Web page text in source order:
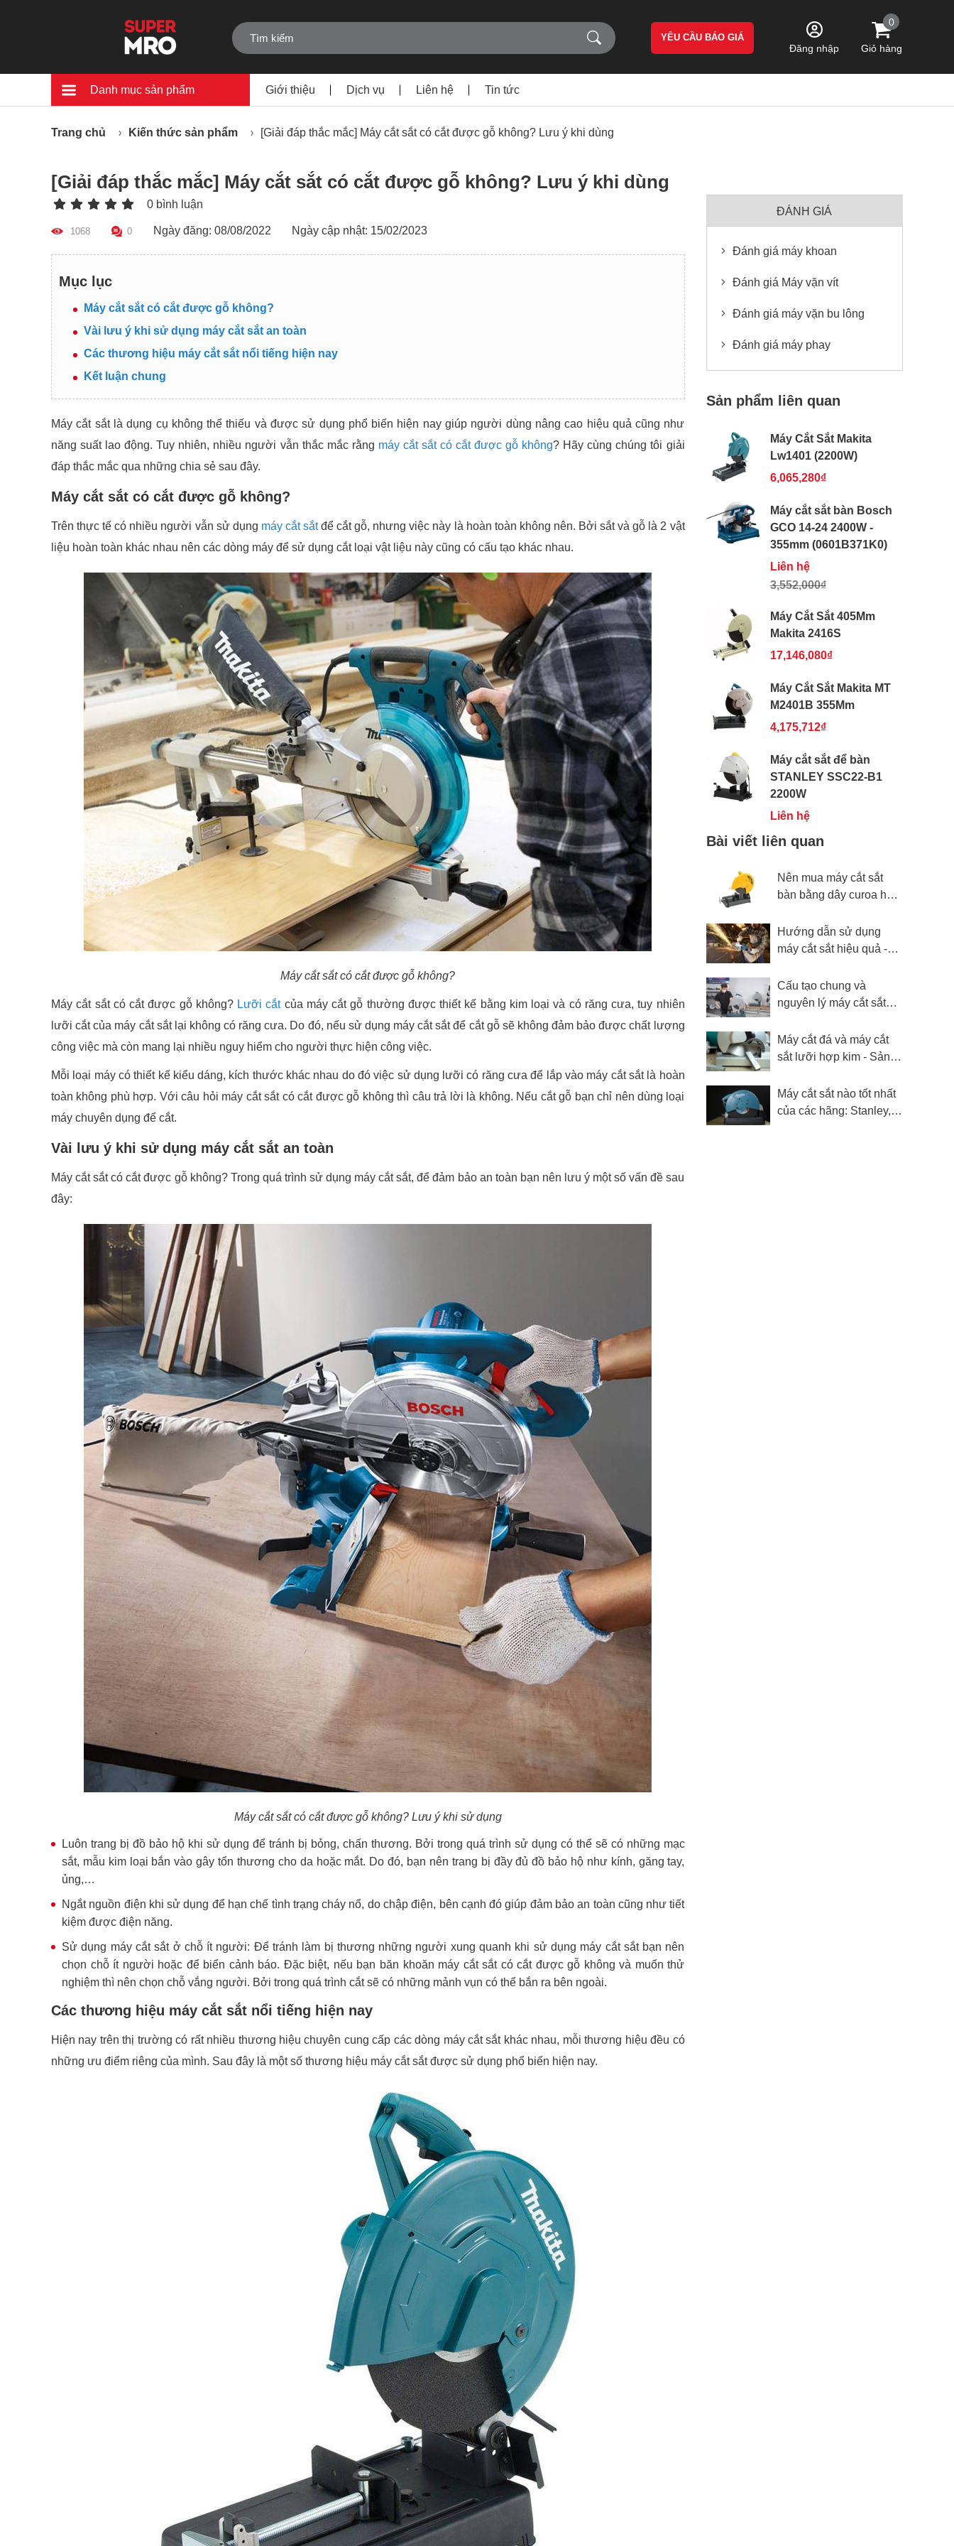
YÊU CẦU BÁO GIÁ
Đăng nhập
0
Giỏ hàng
Danh mục sản phẩm Giới thiệu Dịch vụ Liên hệ Tin tức
Trang chủ Kiến thức sản phẩm [Giải đáp thắc mắc] Máy cắt sắt có cắt được gỗ không? Lưu ý khi dùng
[Giải đáp thắc mắc] Máy cắt sắt có cắt được gỗ không? Lưu ý khi dùng
0 bình luận
1068 0 Ngày đăng: 08/08/2022 Ngày cập nhật: 15/02/2023
Mục lục
Máy cắt sắt có cắt được gỗ không?
Vài lưu ý khi sử dụng máy cắt sắt an toàn
Các thương hiệu máy cắt sắt nổi tiếng hiện nay
Kết luận chung
Máy cắt sắt là dụng cụ không thể thiếu và được sử dụng phổ biến hiện nay giúp người dùng nâng cao hiệu quả cũng như
năng suất lao động. Tuy nhiên, nhiều người vẫn thắc mắc rằng máy cắt sắt có cắt được gỗ không? Hãy cùng chúng tôi giải
đáp thắc mắc qua những chia sẻ sau đây.
Máy cắt sắt có cắt được gỗ không?
Trên thực tế có nhiều người vẫn sử dụng máy cắt sắtđể cắt gỗ, nhưng việc này là hoàn toàn không nên. Bởi sắt và gỗ là 2 vật
liệu hoàn toàn khác nhau nên các dòng máy để sử dụng cắt loại vật liệu này cũng có cấu tạo khác nhau.
Máy cắt sắt có cắt được gỗ không?
Máy cắt sắt có cắt được gỗ không? Lưỡi cắtcủa máy cắt gỗ thường được thiết kế bằng kim loại và có răng cưa, tuy nhiên
lưỡi cắt của máy cắt sắt lại không có răng cưa. Do đó, nếu sử dụng máy cắt sắt để cắt gỗ sẽ không đảm bảo được chất lượng
công việc mà còn mang lại nhiều nguy hiểm cho người thực hiện công việc.
Mỗi loại máy có thiết kế kiểu dáng, kích thước khác nhau do đó việc sử dụng lưỡi có răng cưa để lắp vào máy cắt sắt là hoàn
toàn không phù hợp. Với câu hỏi máy cắt sắt có cắt được gỗ không thì câu trả lời là không. Nếu cắt gỗ bạn chỉ nên dùng loại
máy chuyên dụng để cắt.
Vài lưu ý khi sử dụng máy cắt sắt an toàn
Máy cắt sắt có cắt được gỗ không? Trong quá trình sử dụng máy cắt sắt, để đảm bảo an toàn bạn nên lưu ý một số vấn đề sau
đây:
Máy cắt sắt có cắt được gỗ không? Lưu ý khi sử dụng
Luôn trang bị đồ bảo hộ khi sử dụng để tránh bị bỏng, chấn thương. Bởi trong quá trình sử dụng có thể sẽ có những mạc
sắt, mẫu kim loại bắn vào gây tổn thương cho da hoặc mắt. Do đó, bạn nên trang bị đầy đủ đồ bảo hộ như kính, găng tay,
ủng,…
Ngắt nguồn điện khi sử dụng để hạn chế tình trạng cháy nổ, do chập điện, bên cạnh đó giúp đảm bảo an toàn cũng như tiết
kiệm được điện năng.
Sử dụng máy cắt sắt ở chỗ ít người: Để tránh làm bị thương những người xung quanh khi sử dụng máy cắt sắt bạn nên
chọn chỗ ít người hoặc để biển cảnh báo. Đặc biệt, nếu bạn băn khoăn máy cắt sắt có cắt được gỗ không và muốn thử
nghiệm thì nên chọn chỗ vắng người. Bởi trong quá trình cắt sẽ có những mảnh vụn có thể bắn ra bên ngoài.
Các thương hiệu máy cắt sắt nổi tiếng hiện nay
Hiện nay trên thị trường có rất nhiều thương hiệu chuyên cung cấp các dòng máy cắt sắt khác nhau, mỗi thương hiệu đều có
những ưu điểm riêng của mình. Sau đây là một số thương hiệu máy cắt sắt được sử dụng phổ biến hiện nay.
ĐÁNH GIÁ
Đánh giá máy khoan
Đánh giá Máy vặn vít
Đánh giá máy vặn bu lông
Đánh giá máy phay
Sản phẩm liên quan
Máy Cắt Sắt Makita
Lw1401 (2200W)
6,065,280₫
Máy cắt sắt bàn Bosch
GCO 14-24 2400W -
355mm (0601B371K0)
Liên hệ
3,552,000₫
Máy Cắt Sắt 405Mm
Makita 2416S
17,146,080₫
Máy Cắt Sắt Makita MT
M2401B 355Mm
4,175,712₫
Máy cắt sắt để bàn
STANLEY SSC22-B1
2200W
Liên hệ
Bài viết liên quan
Nên mua máy cắt sắt
bàn bằng dây curoa hay
Hướng dẫn sử dụng
máy cắt sắt hiệu quả -
lượng
Cấu tạo chung và
nguyên lý máy cắt sắt
Máy cắt đá và máy cắt
sắt lưỡi hợp kim - Sản
Máy cắt sắt nào tốt nhất
của các hãng: Stanley,